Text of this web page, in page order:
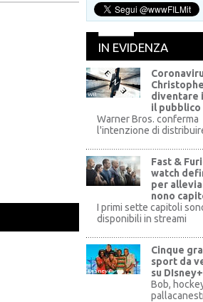
IN EVIDENZA
WB
diventare
il pubblico
Warner Bros. conferma
l'intenzione di
Fast &
watch
per
nono
I primi sette capitoli
disponibili in streami
Disney+
Cinque
sport da
su DIsney+
Bob,